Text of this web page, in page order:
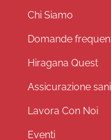
Chi Siamo
Domande
Hiragana Quest
Assicurazione
Lavora Con Noi
Eventi